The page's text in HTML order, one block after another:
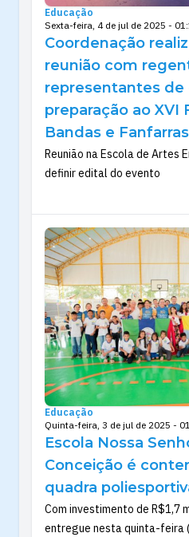
Educação
Sexta-feira, 4 de jul de 2025 -
Coordenação
reunião com
representantes de
preparação ao XVI
Bandas e
Reunião na Escola de Artes
definir edital do evento
Educação
Quinta-feira, 3 de jul de 2025 -
Escola Nossa
Conceição é
quadra
Com investimento de R$1,7
entregue nesta quinta-feira